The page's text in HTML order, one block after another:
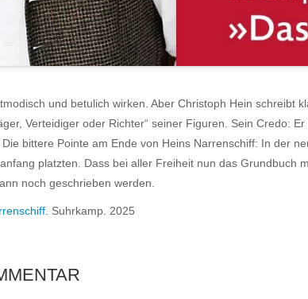
und betulich wirken. Aber Christoph Hein schreibt
Verteidiger oder Richter“ seiner Figuren. Sein Credo:
bittere Pointe am Ende von Heins Narrenschiff: In der
platzten. Dass bei aller Freiheit nun das Grundbuch
noch geschrieben werden.
Suhrkamp. 2025